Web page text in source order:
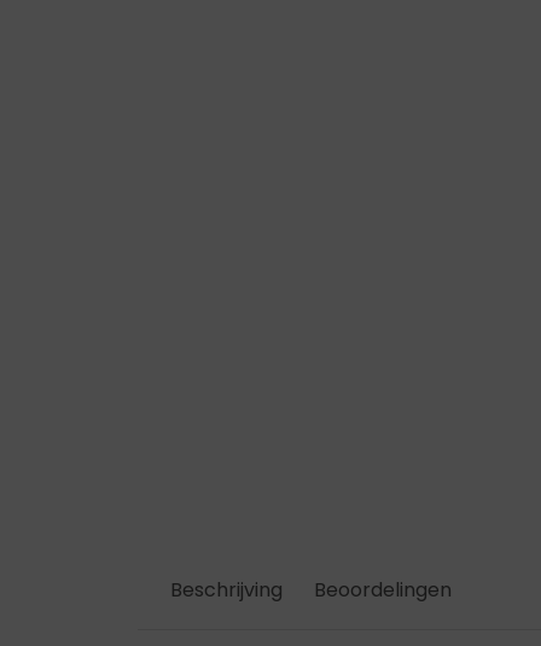
Beschrijving Beoordelingen